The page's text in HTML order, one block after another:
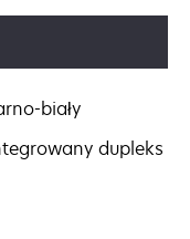
biały
dupleks